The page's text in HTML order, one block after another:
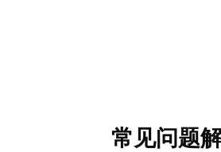
常见问题